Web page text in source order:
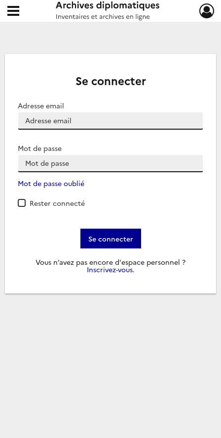
Archives diplomatiques
Ouvrir le menu déroulant
Se connecter
Adresse email
Mot de passe
Mot de passe oublié
Rester connecté
Se connecter
Vous n’avez pas encore d'espace personnel ?
Inscrivez-vous.